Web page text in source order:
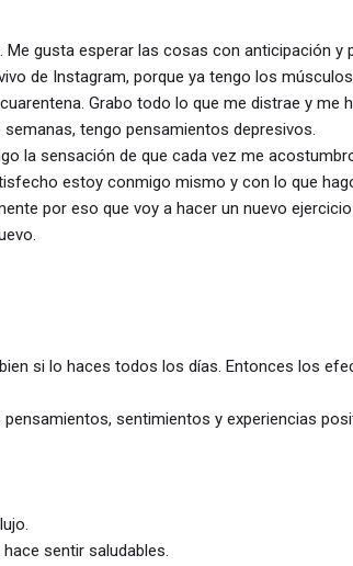
gusta esperar las cosas con anticipación
de Instagram, porque ya tengo los
Grabo todo lo que me distrae y me
tengo pensamientos depresivos.
la sensación de que cada vez me
estoy conmigo mismo y con lo que
por eso que voy a hacer un nuevo
si lo haces todos los días. Entonces los
sentimientos y experiencias
sentir saludables.